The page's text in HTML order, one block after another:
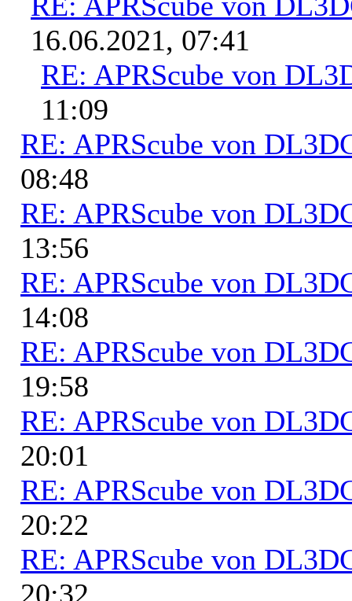
16.06.2021, 07:41
RE: APRScube von
11:09
RE: APRScube von
08:48
RE: APRScube von
13:56
RE: APRScube von
14:08
RE: APRScube von
19:58
RE: APRScube von
20:01
RE: APRScube von
20:22
RE: APRScube von
20:32